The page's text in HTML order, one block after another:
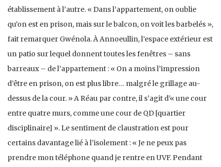
établissement à l’autre. « Dans l’appartement, on oublie
qu’on est en prison, mais sur le balcon, on voit les barbelés »,
fait remarquer Gwénola. À Annoeullin, l’espace extérieur est
un patio sur lequel donnent toutes les fenêtres – sans
barreaux – de l’appartement : « On a moins l’impression
d’être en prison, on est plus libre… malgré le grillage au-
dessus de la cour. » A Réau par contre, il s’agit d’« une cour
entre quatre murs, comme une cour de QD [quartier
disciplinaire] ». Le sentiment de claustration est pour
certains davantage lié à l’isolement : « Je ne peux pas
prendre mon téléphone quand je rentre en UVF. Pendant